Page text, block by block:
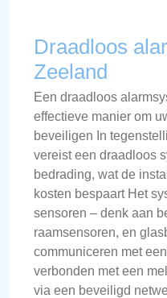
Draadloos
Zeeland
Een draadloos
effectieve manier om
beveiligen In
vereist een draadloos
bedrading, wat de
kosten bespaart Het
sensoren – denk aan
raamsensoren, en
communiceren met
verbonden met een
via een beveiligd